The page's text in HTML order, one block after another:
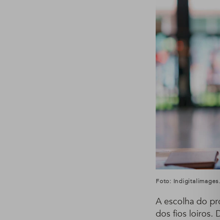
Foto:
A escolha do
dos fios loiros.